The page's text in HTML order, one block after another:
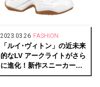
2023.03.26 FASHION
「ルイ･ヴィトン」の近未来
的なLV アークライトがさら
に進化！新作スニーカーが
発売